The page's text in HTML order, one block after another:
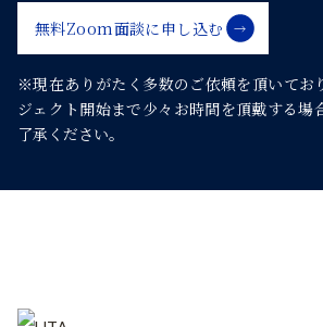
ー
シ
無料Zoom面談に申し込む
※現在ありがたく多数のご依頼を頂いてお
ジェクト開始まで少々お時間を頂戴する場
了承ください。